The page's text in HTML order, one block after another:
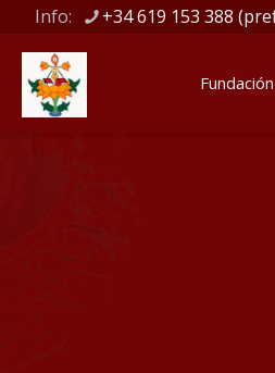
Info: +34 619 153 388
Fundación